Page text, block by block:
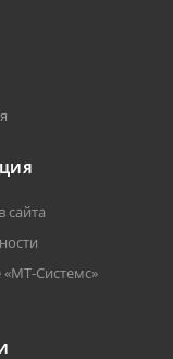
сайта
«МТ-Системс»